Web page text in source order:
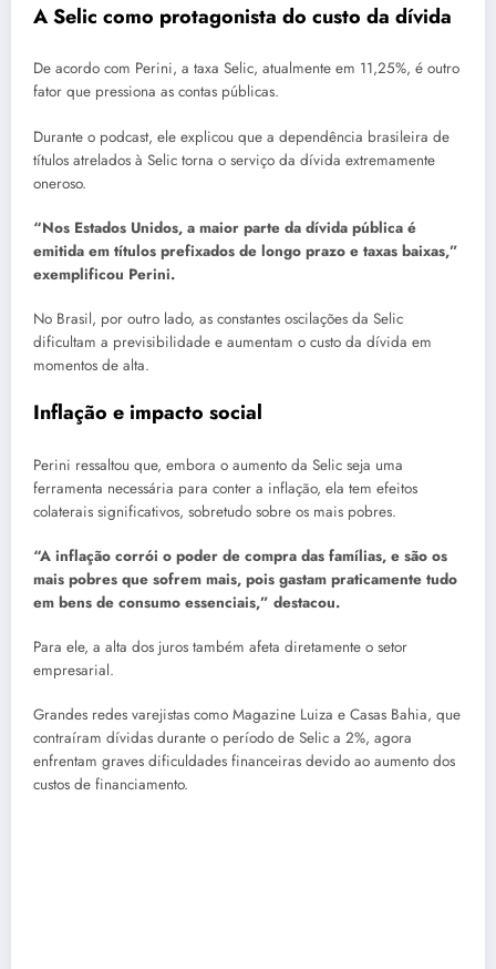
A Selic como protagonista do custo da dívida
De acordo com Perini, a taxa Selic, atualmente em 11,25%, é outro
fator que pressiona as contas públicas.
Durante o podcast, ele explicou que a dependência brasileira de
títulos atrelados à Selic torna o serviço da dívida extremamente
oneroso.
“Nos Estados Unidos, a maior parte da dívida pública é
emitida em títulos prefixados de longo prazo e taxas baixas,”
exemplificou Perini.
No Brasil, por outro lado, as constantes oscilações da Selic
dificultam a previsibilidade e aumentam o custo da dívida em
momentos de alta.
Inflação e impacto social
Perini ressaltou que, embora o aumento da Selic seja uma
ferramenta necessária para conter a inflação, ela tem efeitos
colaterais significativos, sobretudo sobre os mais pobres.
“A inflação corrói o poder de compra das famílias, e são os
mais pobres que sofrem mais, pois gastam praticamente tudo
em bens de consumo essenciais,” destacou.
Para ele, a alta dos juros também afeta diretamente o setor
empresarial.
Grandes redes varejistas como Magazine Luiza e Casas Bahia, que
contraíram dívidas durante o período de Selic a 2%, agora
enfrentam graves dificuldades financeiras devido ao aumento dos
custos de financiamento.